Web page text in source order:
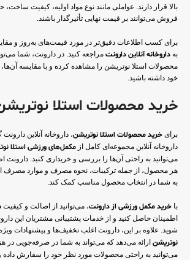
بالا قرار دارند. عواملی مانند نوع مواد اولیه، کیفیت
فروش می‌توانند بر قیمت نهایی تأثیرگذار باشند.
برای کسب اطلاعات دقیق‌تر در مورد قیمت‌های به‌روز و
به داروخانه آنلاین دارونت مراجعه کنید. در دارونت، شما
محصولات استلا نوتریشن را مشاهده کرده و با مقایسه آن‌ها،
خود داشته باشید.
خرید محصولات استلا
برای خرید محصولات استلا نوتریشن، داروخانه آنلاین
داروخانه آنلاین مجموعه‌ای کامل از مکمل‌های ورزشی استلا
می‌توانید به راحتی آن‌ها را بررسی و خریداری کنید. دارونت
هر محصول، از جمله ترکیبات، نحوه مصرف و موارد مصرف
به شما در انتخاب محصول مناسب کمک کند.
با خرید مکمل ورزشی از دارونت، می‌توانید از اصالت و کیفیت
اطمینان حاصل کنید و از خدمات پشتیبانی مشتریان این
شوید. علاوه بر این، دارونت اغلب تخفیف‌ها و پیشنهادات
نوتریشن ارائه می‌دهد که می‌تواند به شما در صرفه‌جویی در
می‌توانید به راحتی محصولات مورد نظر خود را سفارش داده